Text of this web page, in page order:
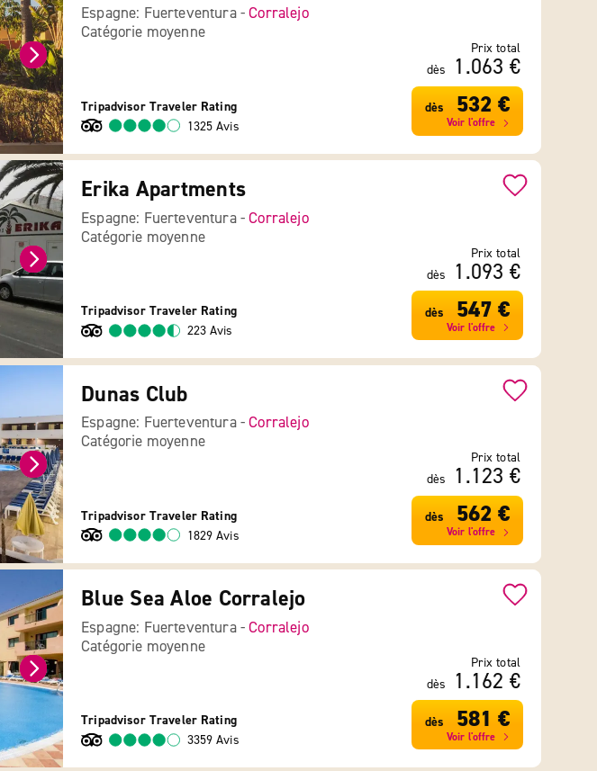
Espagne: Fuerteventura -Corralejo
Catégorie moyenne
Tripadvisor Traveler Rating
1325 Avis
Prix total
dès
1.063 €
dès 532 €
Voir l'offre
Erika Apartments
Espagne: Fuerteventura -Corralejo
Catégorie moyenne
Tripadvisor Traveler Rating
223 Avis
Prix total
dès
1.093 €
dès 547 €
Voir l'offre
Dunas Club
Espagne: Fuerteventura -Corralejo
Catégorie moyenne
Tripadvisor Traveler Rating
1829 Avis
Prix total
dès
1.123 €
dès 562 €
Voir l'offre
Blue Sea Aloe Corralejo
Espagne: Fuerteventura -Corralejo
Catégorie moyenne
Tripadvisor Traveler Rating
3359 Avis
Prix total
dès
1.162 €
dès 581 €
Voir l'offre